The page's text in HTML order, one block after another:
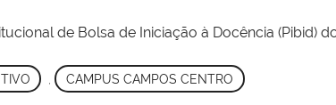
de Bolsa de Iniciação à Docência (Pibid)
, CAMPUS CAMPOS CENTRO